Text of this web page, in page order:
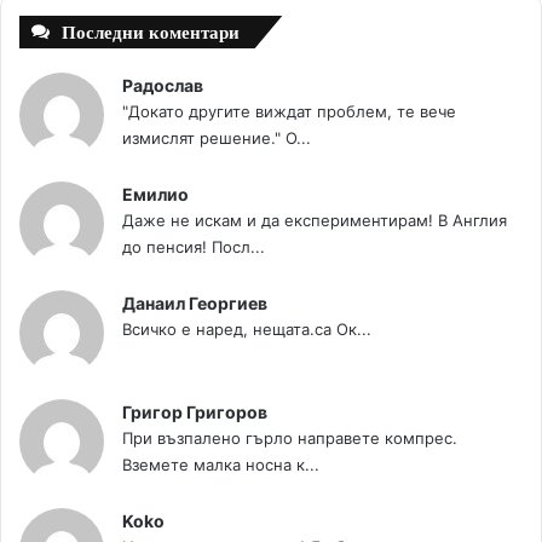
Последни коментари
Радослав
"Докато другите виждат проблем, те вече
измислят решение." О...
Емилио
Даже не искам и да експериментирам! В Англия
до пенсия! Посл...
Данаил Георгиев
Всичко е наред, нещата.са Ок...
Григор Григоров
При възпалено гърло направете компрес.
Вземете малка носна к...
Koko